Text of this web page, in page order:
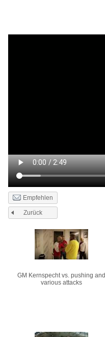
Empfehlen
Zurück
GM Kernspecht vs. pushing and
various attacks
Seiten